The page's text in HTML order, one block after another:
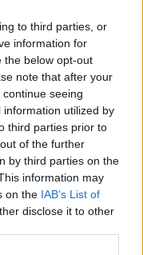
to third parties, or
information for
the below opt-out
note that after your
seeing
utilized by
third parties prior to
of the further
by third parties on the
information may
on the IAB’s List of
disclose it to other
att den
alltjämt präglar
om det inte
högaktuell
Kinnaman